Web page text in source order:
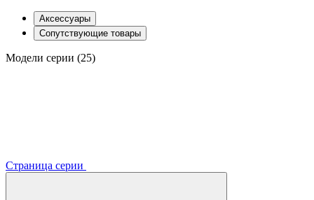
Аксессуары
Сопутствующие товары
Модели серии (25)
Страница серии